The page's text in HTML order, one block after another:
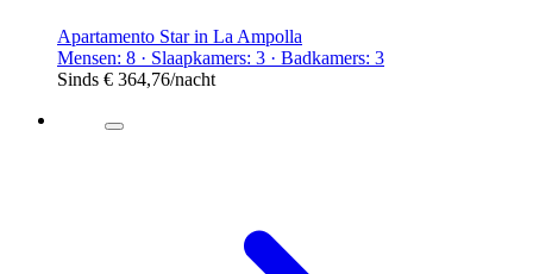
Apartamento Star in La Ampolla
Mensen: 8 · Slaapkamers: 3 · Badkamers: 3
Sinds € 364,76/nacht